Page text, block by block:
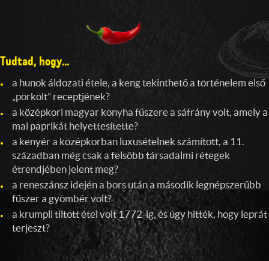
Tudtad, hogy...
a hunok áldozati étele, a keng tekinthető a történelem első
„pörkölt” receptjének?
a középkori magyar konyha fűszere a sáfrány volt, amely a
mai paprikát helyettesítette?
a kenyér a középkorban luxusételnek számított, a 11.
században még csak a felsőbb társadalmi rétegek
étrendjében jelent meg?
a reneszánsz idején a bors után a második legnépszerűbb
fűszer a gyömbér volt?
a krumpli tiltott étel volt1772-ig,és úgy hitték, hogy leprát
terjeszt?